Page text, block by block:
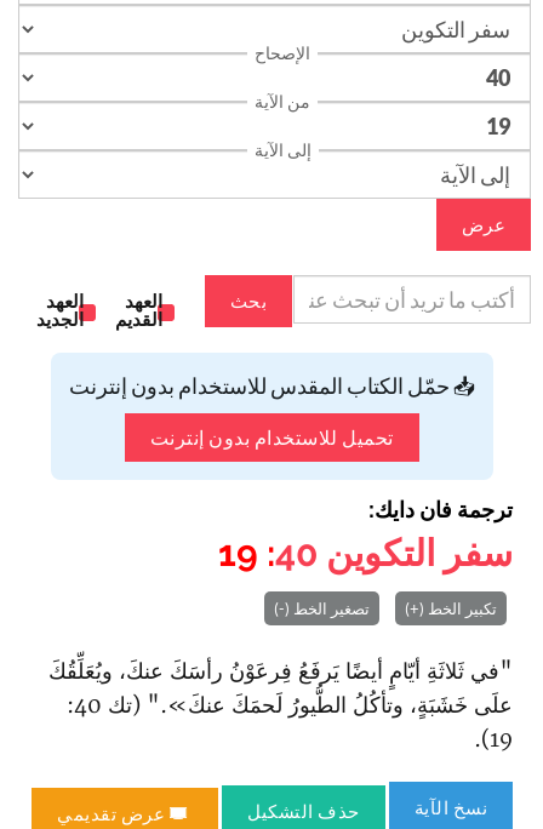
الإصحاح
من الآية
إلى الآية
عرض
بحث
العهد
القديم
العهد
الجديد
📥 حمّل الكتاب المقدس للاستخدام بدون إنترنت
تحميل للاستخدام بدون إنترنت
ترجمة فان دايك:
سفر التكوين 40
: 19
تكبير الخط (+) تصغير الخط (-)
"في ثَلاثَةِ أيّامٍ أيضًا يَرفَعُ فِرعَوْنُ رأسَكَ عنكَ، ويُعَلِّقُكَ
علَى خَشَبَةٍ، وتأكُلُ الطُّيورُ لَحمَكَ عنكَ»." (تك 40:
19).
نسخ الآية حذف التشكيل عرض تقديمي